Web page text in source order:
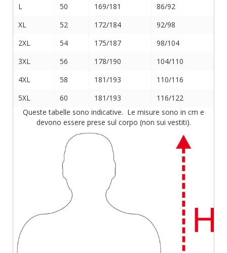
L
50 169/181
86/92
XL
52 172/184
92/98
2XL
54 175/187
98/104
3XL
56 178/190
104/110
4XL
58 181/193
110/116
5XL
60 181/193
116/122
Queste tabelle sono indicative. Le misure sono in cm e
devono essere prese sul corpo (non sui vestiti).